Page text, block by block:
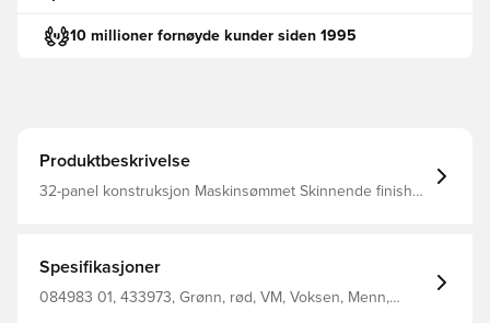
10 millioner fornøyde kunder siden 1995
Produktbeskrivelse
32-panel konstruksjon Maskinsømmet Skinnende finish
Spesifikasjoner
084983 01, 433973, Grønn, rød, VM, Voksen, Menn,